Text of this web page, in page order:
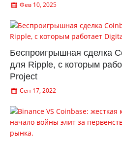
Фев 10, 2025
Беспроигрышная сделка
для Ripple, с которым
Project
Сен 17, 2022